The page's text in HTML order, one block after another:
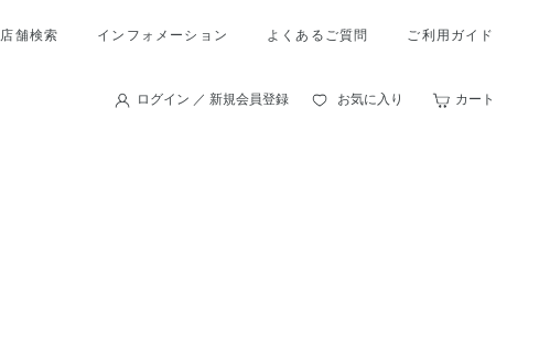
店舗検索 インフォメーション よくあるご質問 ご利用ガイド
ログイン ／ 新規会員登録 お気に入り カート